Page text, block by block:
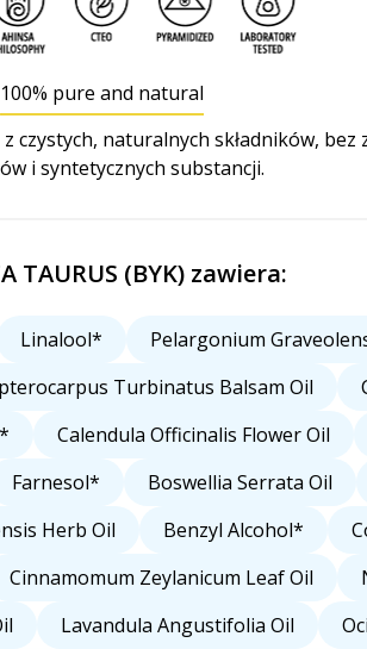
100% pure and natural
czystych, naturalnych składników, bez
i syntetycznych substancji.
TAURUS (BYK) zawiera:
Linalool*
Pelargonium
Turbinatus Balsam Oil
Calendula Officinalis Flower Oil
Farnesol* Boswellia Serrata Oil
Herb Oil Benzyl Alcohol*
Cinnamomum Zeylanicum Leaf Oil
Lavandula Angustifolia Oil